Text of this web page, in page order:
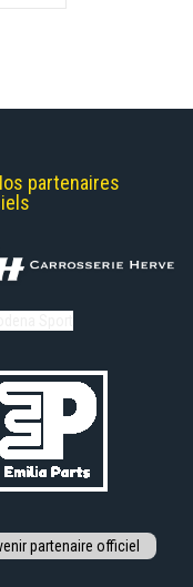
partenaires